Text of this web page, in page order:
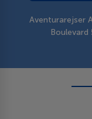
Aventurarejser
Boulevard